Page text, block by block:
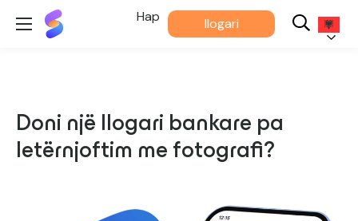
Më
Përshtatet®
Hap llogari
Doni një llogari bankare pa
letërnjoftim me fotografi?